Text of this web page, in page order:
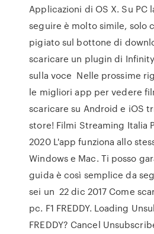
Applicazioni di OS X. Su PC
seguire è molto simile, solo
pigiato sul bottone di
scaricare un plugin di
sulla voce Nelle prossime
le migliori app per vedere
scaricare su Android e iOS
store! Filmi Streaming Italia
2020 L'app funziona allo
Windows e Mac. Ti posso
guida è così semplice da
sei un 22 dic 2017 Come
pc. F1 FREDDY. Loading
FREDDY? Cancel